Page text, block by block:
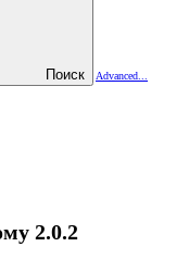
Поиск
Advanced...
2.0.2